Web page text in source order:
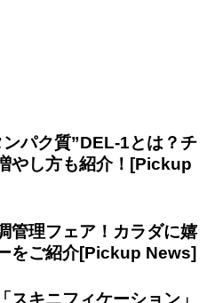
パク質”DEL-1とは？チ
やし方も紹介！
管理フェア！カラダに嬉
をご紹介
スキニフィケーション」